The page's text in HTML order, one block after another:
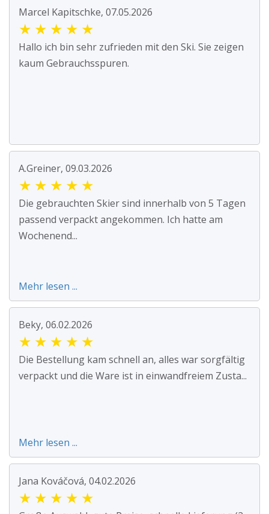
Marcel Kapitschke, 07.05.2026
★ ★ ★ ★ ★
Hallo ich bin sehr zufrieden mit den Ski. Sie zeigen
kaum Gebrauchsspuren.
A.Greiner, 09.03.2026
★ ★ ★ ★ ★
Die gebrauchten Skier sind innerhalb von 5 Tagen
passend verpackt angekommen. Ich hatte am
Wochenend...
Mehr lesen ...
Beky, 06.02.2026
★ ★ ★ ★ ★
Die Bestellung kam schnell an, alles war sorgfältig
verpackt und die Ware ist in einwandfreiem Zusta...
Mehr lesen ...
Jana Kováčová, 04.02.2026
★ ★ ★ ★ ★